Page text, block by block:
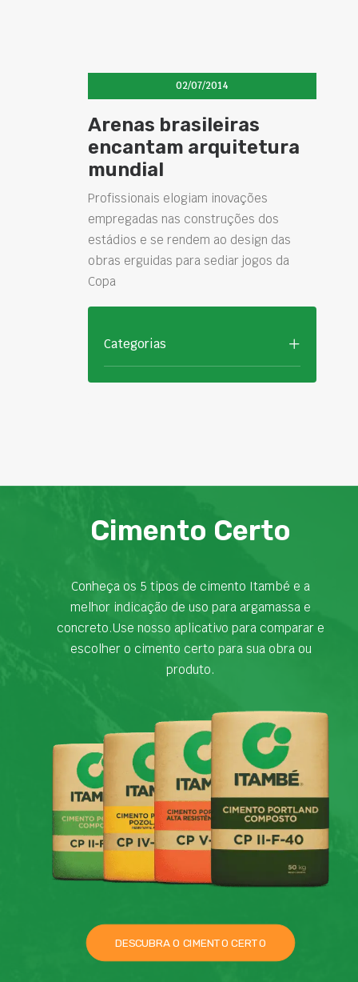
02/07/2014
Arenas brasileiras
encantam arquitetura
mundial
Profissionais elogiam inovações
empregadas nas construções dos
estádios e se rendem ao design das
obras erguidas para sediar jogos da
Copa
Categorias
Cimento Certo
Conheça os 5 tipos de cimento Itambé e a
melhor indicação de uso para argamassa e
concreto.Use nosso aplicativo para comparar e
escolher o cimento certo para sua obra ou
produto.
DESCUBRA O CIMENTO CERTO